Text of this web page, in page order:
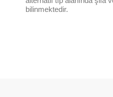
bilinmektedir.